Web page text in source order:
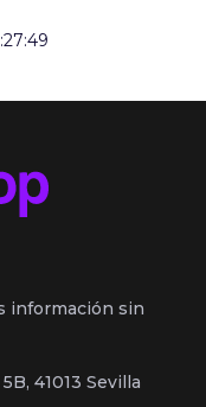
información sin
41013 Sevilla